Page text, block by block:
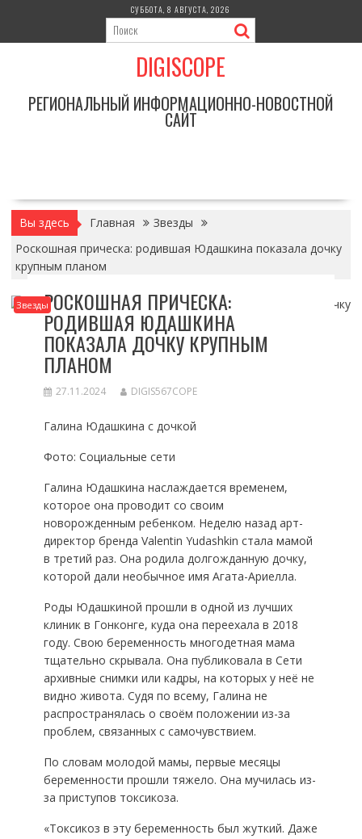
содержимому
СУББОТА, 8 АВГУСТА, 2026
DIGISCOPE
РЕГИОНАЛЬНЫЙ ИНФОРМАЦИОННО-НОВОСТНОЙ
САЙТ
Вы здесь Главная
Звезды
Роскошная прическа: родившая Юдашкина показала дочку
крупным планом
ЗвездыРОСКОШНАЯ ПРИЧЕСКА:
РОДИВШАЯ ЮДАШКИНА
ПОКАЗАЛА ДОЧКУ КРУПНЫМ
ПЛАНОМ
27.11.2024 DIGIS567COPE
Галина Юдашкина с дочкой
Фото: Социальные сети
Галина Юдашкина наслаждается временем,
которое она проводит со своим
новорожденным ребенком. Неделю назад арт-
директор бренда Valentin Yudashkin стала мамой
в третий раз. Она родила долгожданную дочку,
которой дали необычное имя Агата-Ариелла.
Роды Юдашкиной прошли в одной из лучших
клиник в Гонконге, куда она переехала в 2018
году. Свою беременность многодетная мама
тщательно скрывала. Она публиковала в Сети
архивные снимки или кадры, на которых у неё не
видно живота. Судя по всему, Галина не
распространялась о своём положении из-за
проблем, связанных с самочувствием.
По словам молодой мамы, первые месяцы
беременности прошли тяжело. Она мучилась из-
за приступов токсикоза.
«Токсикоз в эту беременность был жуткий. Даже